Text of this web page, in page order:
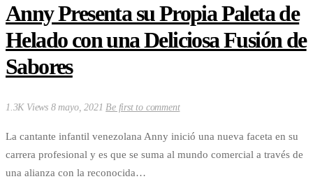
Anny Presenta su Propia Paleta de
Helado con una Deliciosa Fusión de
Sabores
1.3K Views 8 mayo, 2021 Be first to comment
La cantante infantil venezolana Anny inició una nueva faceta en su
carrera profesional y es que se suma al mundo comercial a través de
una alianza con la reconocida…